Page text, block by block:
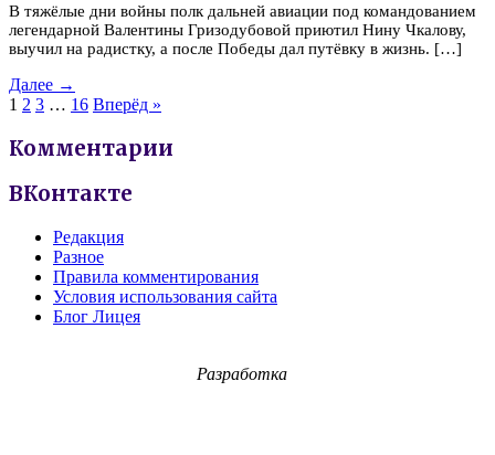
В тяжёлые дни войны полк дальней авиации под командованием
легендарной Валентины Гризодубовой приютил Нину Чкалову,
выучил на радистку, а после Победы дал путёвку в жизнь. […]
Далее →
1 2 3 … 16 Вперёд »
Комментарии
ВКонтакте
Редакция
Разное
Правила комментирования
Условия использования сайта
Блог Лицея
Разработка